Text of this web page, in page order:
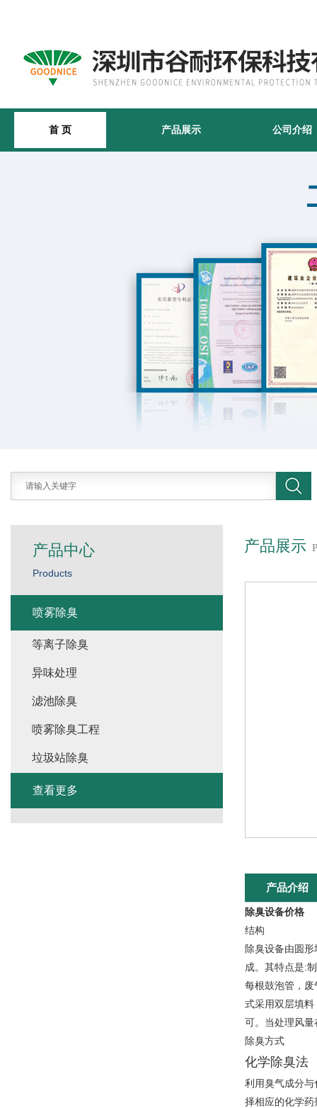
首 页 产品展示 公司介绍
产品展示
产品介绍
除臭设备价格
结构
除臭设备由圆
成。其特点是:
每根鼓泡管，
式采用双层填
可。当处理风
除臭方式
化学除臭法
利用臭气成分
择相应的化学
产品中心
Products
喷雾除臭
等离子除臭
异味处理
滤池除臭
喷雾除臭工程
垃圾站除臭
查看更多